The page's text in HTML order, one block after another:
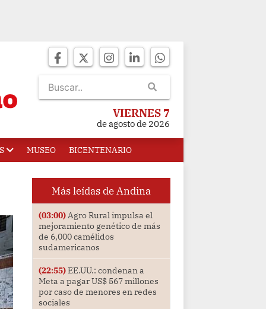
VIERNES 7
de agosto de 2026
MUSEO BICENTENARIO
Más leídas de Andina
(03:00)Agro Rural impulsa el
mejoramiento genético de más
de 6,000 camélidos
sudamericanos
(22:55)EE.UU.: condenan a
Meta a pagar US$ 567 millones
por caso de menores en redes
sociales